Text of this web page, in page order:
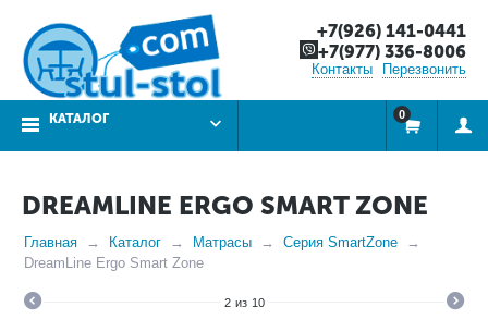
+7(926) 141-0441
+7(977) 336-8006
Контакты Перезвонить
КАТАЛОГ 0
DREAMLINE ERGO SMART ZONE
Главная Каталог Матрасы
Серия SmartZone
DreamLine Ergo Smart Zone
2 из 10